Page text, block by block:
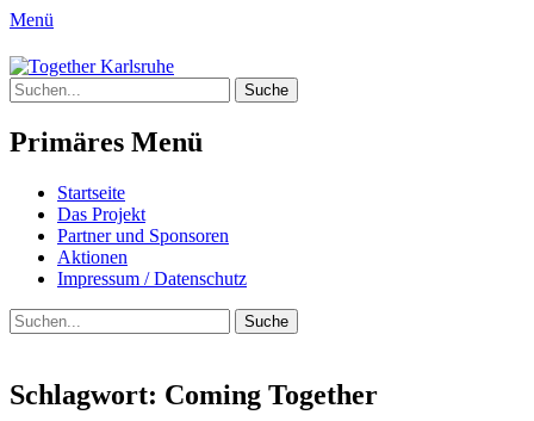
Menü
Together Karlsruhe
Integration von jungen Menschen mit
Fluchterfahrung und
Migrationshintergrund
Suche
nach:
Primäres Menü
Springe
zum
Inhalt
Startseite
Das Projekt
Partner und Sponsoren
Aktionen
Impressum / Datenschutz
Suchen
Suche
nach:
Schlagwort: Coming Together